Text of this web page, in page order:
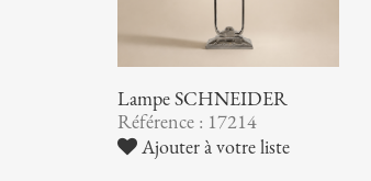
Lampe SCHNEIDER
Référence : 17214
Ajouter à votre liste